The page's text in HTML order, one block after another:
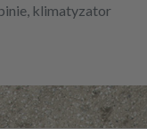
klimatyzator